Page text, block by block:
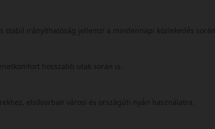
stabil irányíthatóság jellemzi a mindennapi közlekedés során.
hosszabb utak során is.
elsősorban városi és országúti nyári használatra.